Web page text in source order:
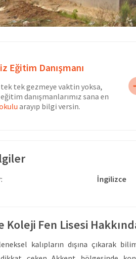
Eğitim Danışmanı
tek gezmeye vaktin yoksa,
eğitim danışmanlarımız sana en
arayıp bilgi versin.
İngilizce
Koleji Fen Lisesi
kalıpların dışına çıkarak